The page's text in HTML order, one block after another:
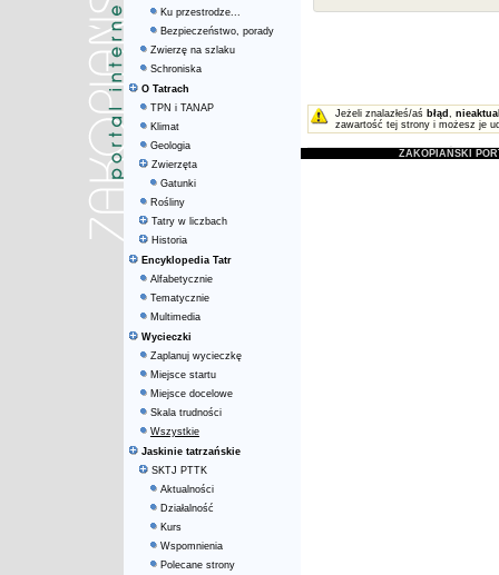
Ku przestrodze...
Bezpieczeństwo, porady
Zwierzę na szlaku
Schroniska
O Tatrach
TPN i TANAP
Klimat
Geologia
Zwierzęta
Gatunki
Rośliny
Tatry w liczbach
Historia
Encyklopedia Tatr
Alfabetycznie
Tematycznie
Multimedia
Wycieczki
Zaplanuj wycieczkę
Miejsce startu
Miejsce docelowe
Skala trudności
Wszystkie
Jaskinie tatrzańskie
SKTJ PTTK
Aktualności
Działalność
Kurs
Wspomnienia
Polecane strony
Jeżeli znalazłeś/aś błąd ,
zawartość tej strony i możesz je
ZAKOPIAŃSKI